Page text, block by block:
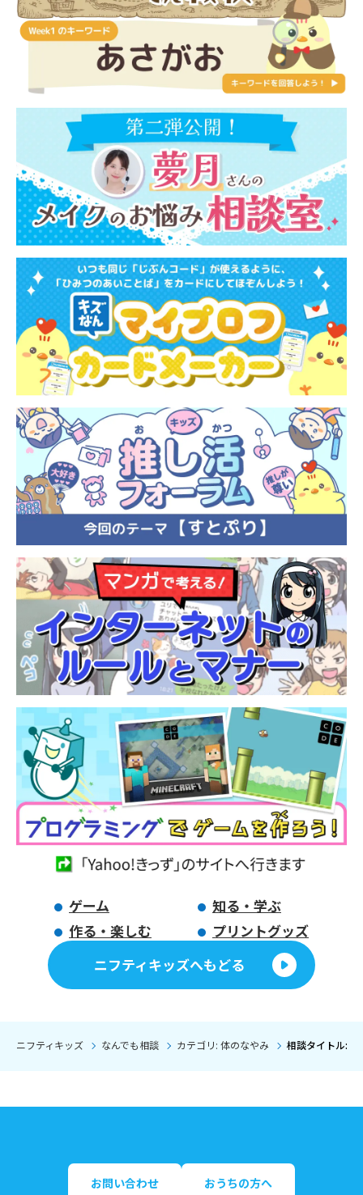
ゲーム
知る・学ぶ
作る・楽しむ
プリントグッズ
ニフティキッズへもどる
ニフティキッズ なんでも相談 カテゴリ: 体のなやみ 相談タイトル:
お問い合わせ おうちの方へ